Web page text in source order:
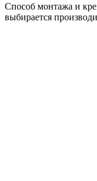
Способ монтажа и
выбирается